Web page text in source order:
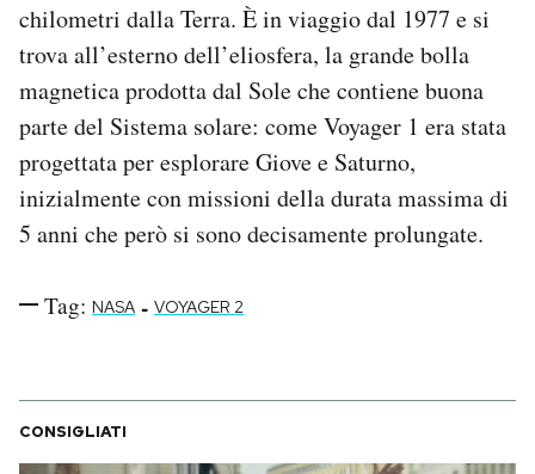
chilometri dalla Terra. È in viaggio dal 1977 e si
trova all’esterno dell’eliosfera, la grande bolla
magnetica prodotta dal Sole che contiene buona
parte del Sistema solare: come Voyager 1 era stata
progettata per esplorare Giove e Saturno,
inizialmente con missioni della durata massima di
5 anni che però si sono decisamente prolungate.
Tag: NASA - VOYAGER 2
CONSIGLIATI